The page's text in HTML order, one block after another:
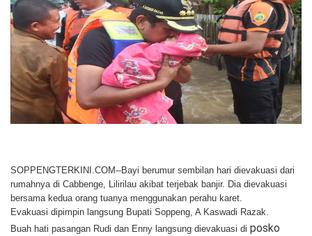
SOPPENGTERKINI.COM--Bayi berumur sembilan hari dievakuasi dari
rumahnya di Cabbenge, Lilirilau akibat terjebak banjir. Dia dievakuasi
bersama kedua orang tuanya menggunakan perahu karet.
Evakuasi dipimpin langsung Bupati Soppeng, A Kaswadi Razak.
Buah hati pasangan Rudi dan Enny langsung dievakuasi di posko